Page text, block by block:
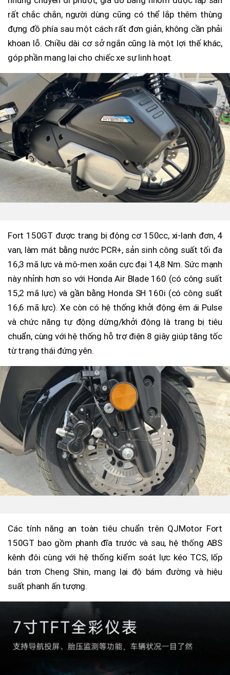
rất chắc chắn, người dùng cũng có thể lắp thêm thùng
đựng đồ phía sau một cách rất đơn giản, không cần phải
khoan lỗ. Chiều dài cơ sở ngắn cũng là một lợi thế khác,
góp phần mang lại cho chiếc xe sự linh hoạt.
Fort 150GT được trang bị động cơ 150cc, xi-lanh đơn, 4
van, làm mát bằng nước PCR+, sản sinh công suất tối đa
16,3 mã lực và mô-men xoắn cực đại 14,8 Nm. Sức mạnh
này nhỉnh hơn so với Honda Air Blade 160 (có công suất
15,2 mã lực) và gần bằng Honda SH 160i (có công suất
16,6 mã lực). Xe còn có hệ thống khởi động êm ái Pulse
và chức năng tự động dừng/khởi động là trang bị tiêu
chuẩn, cùng với hệ thống hỗ trợ điện 8 giây giúp tăng tốc
từ trạng thái đứng yên.
Các tính năng an toàn tiêu chuẩn trên QJMotor Fort
150GT bao gồm phanh đĩa trước và sau, hệ thống ABS
kênh đôi cùng với hệ thống kiểm soát lực kéo TCS, lốp
bán trơn Cheng Shin, mang lại độ bám đường và hiệu
suất phanh ấn tượng.